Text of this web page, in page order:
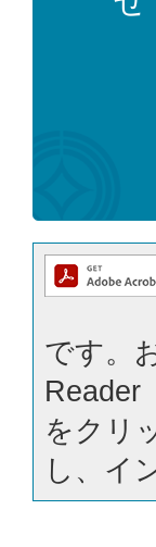
です。
Reader
をクリ
し、イ